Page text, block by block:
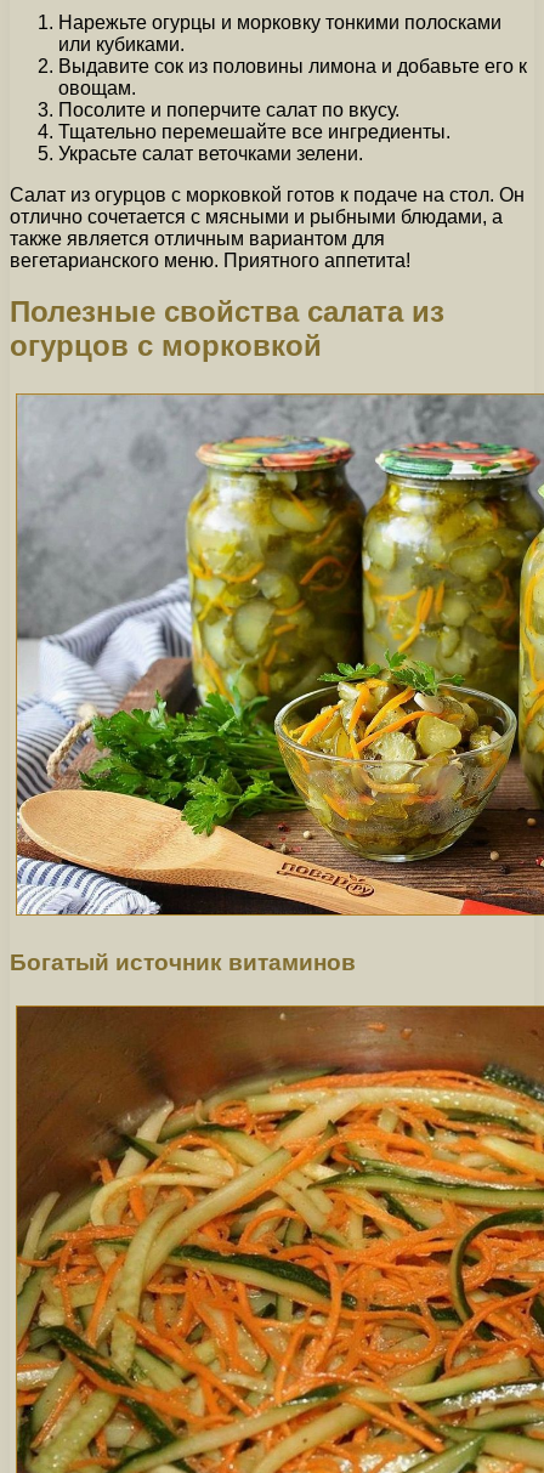
Нарежьте огурцы и морковку тонкими полосками
или кубиками.
Выдавите сок из половины лимона и добавьте его к
овощам.
Посолите и поперчите салат по вкусу.
Тщательно перемешайте все ингредиенты.
Украсьте салат веточками зелени.
Салат из огурцов с морковкой готов к подаче на стол. Он
отлично сочетается с мясными и рыбными блюдами, а
также является отличным вариантом для
вегетарианского меню. Приятного аппетита!
Полезные свойства салата из
огурцов с морковкой
Богатый источник витаминов